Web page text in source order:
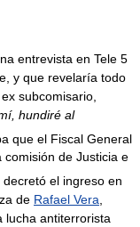
entrevista en Tele 5
y que revelaría todo
subcomisario,
hundiré al
que el Fiscal General
comisión de Justicia e
el ingreso en
de Rafael Vera
lucha antiterrorista